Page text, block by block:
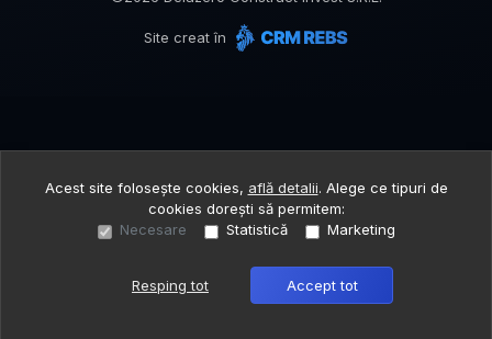
Sună acum Solicită vizionare
Site creat în
Acest site folosește cookies, află detalii. Alege ce tipuri de
cookies dorești să permitem:
Necesare
Statistică Marketing
Resping tot Accept tot